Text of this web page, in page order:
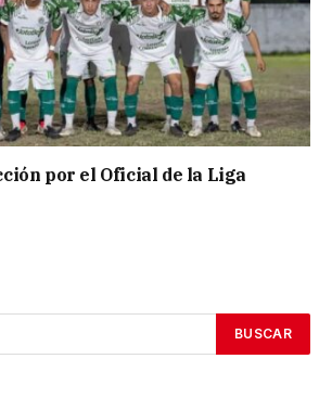
por el Oficial de la Liga